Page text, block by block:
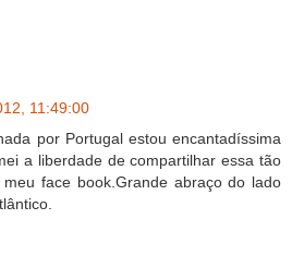
11:49:00
por Portugal estou encantadíssima
a liberdade de compartilhar essa tão
face book.Grande abraço do lado